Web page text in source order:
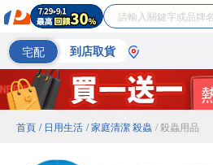
宅配 到店取貨
首頁 / 日用生活 / 家庭清潔 殺蟲 / 殺蟲用品